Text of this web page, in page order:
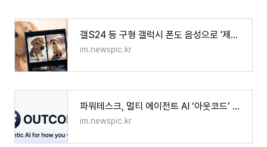
갤S24 등 구형 갤럭시 폰도 음성으로 '제미나이 AI' 호출
im.newspic.kr
파워테스크, 멀티 에이전트 AI ‘아웃코드’ 출시…ChatGPT·클로드 통합 사용
im.newspic.kr